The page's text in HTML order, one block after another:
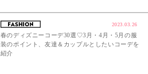
2023.03.26
春のディズニーコーデ30選♡3月・4月・5月の服
装のポイント、友達＆カップルとしたいコーデを
紹介